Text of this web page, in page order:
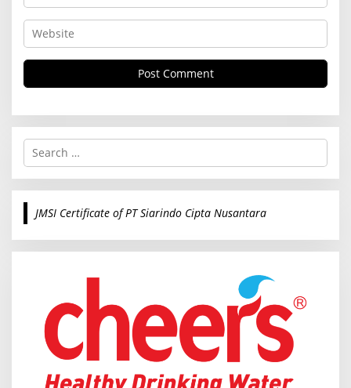
S
r
c
o
JMSI Certificate of PT Siarindo Cipta Nusantara